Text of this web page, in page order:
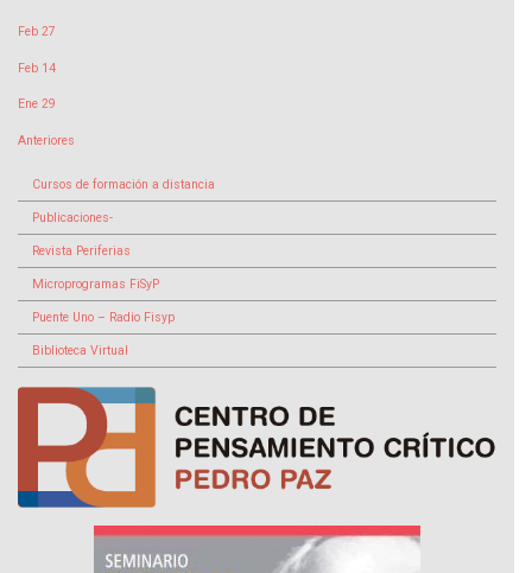
Feb 27
Feb 14
Ene 29
Anteriores
Cursos de formación a distancia
Publicaciones-
Revista Periferias
Microprogramas FiSyP
Puente Uno – Radio Fisyp
Biblioteca Virtual